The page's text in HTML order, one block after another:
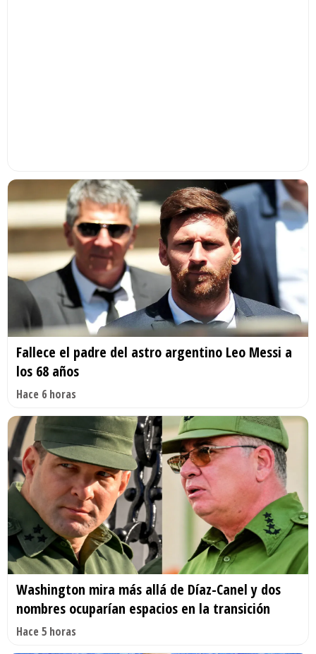
Fallece el padre del astro argentino Leo Messi a
los 68 años
Hace 6 horas
Washington mira más allá de Díaz-Canel y dos
nombres ocuparían espacios en la transición
Hace 5 horas